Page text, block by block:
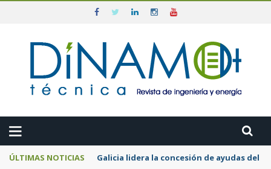
ÚLTIMAS NOTICIAS Galicia lidera la concesión de ayudas del